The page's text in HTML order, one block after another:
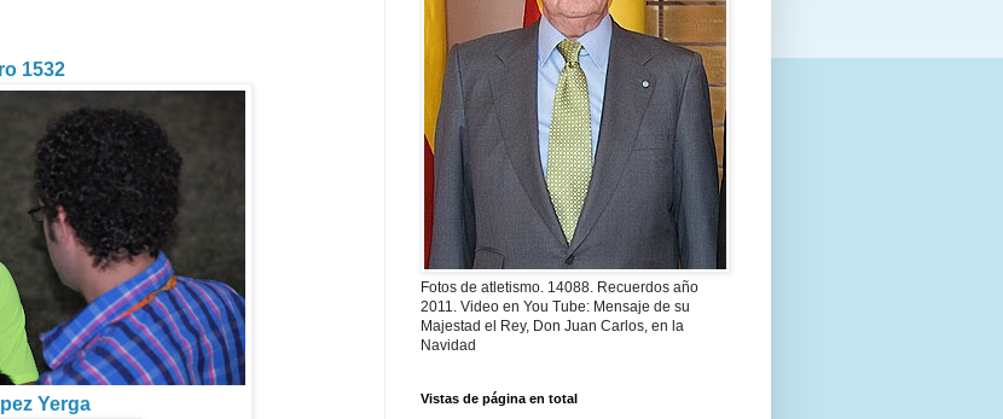
1532
Yerga
Fotos de atletismo. 14088. Recuerdos año
2011. Video en You Tube: Mensaje de su
Majestad el Rey, Don Juan Carlos, en la
Navidad
Vistas de página en total